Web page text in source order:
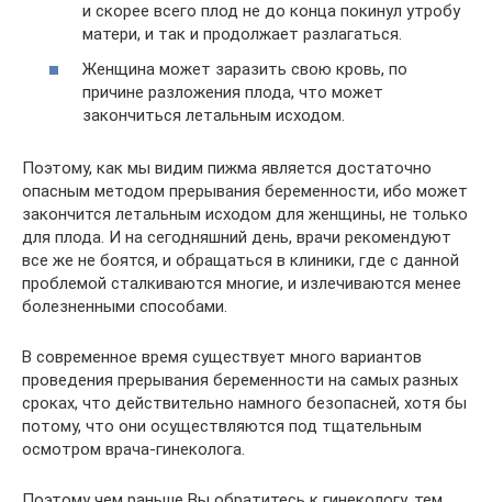
и скорее всего плод не до конца покинул утробу
матери, и так и продолжает разлагаться.
Женщина может заразить свою кровь, по
причине разложения плода, что может
закончиться летальным исходом.
Поэтому, как мы видим пижма является достаточно
опасным методом прерывания беременности, ибо может
закончится летальным исходом для женщины, не только
для плода. И на сегодняшний день, врачи рекомендуют
все же не боятся, и обращаться в клиники, где с данной
проблемой сталкиваются многие, и излечиваются менее
болезненными способами.
В современное время существует много вариантов
проведения прерывания беременности на самых разных
сроках, что действительно намного безопасней, хотя бы
потому, что они осуществляются под тщательным
осмотром врача-гинеколога.